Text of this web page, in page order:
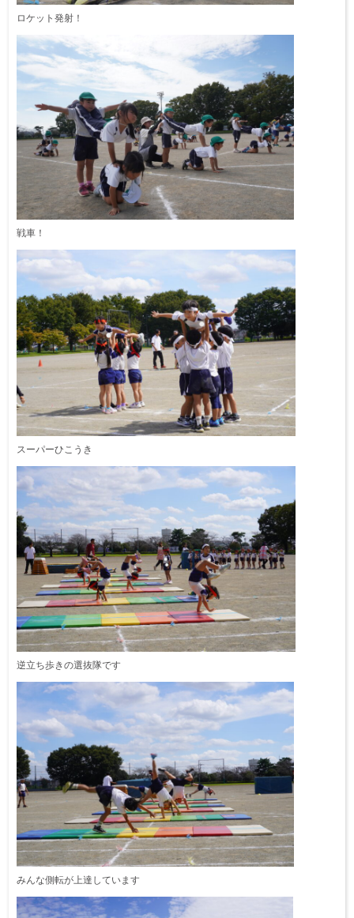
ロケット発射！
戦車！
スーパーひこうき
逆立ち歩きの選抜隊です
みんな側転が上達しています